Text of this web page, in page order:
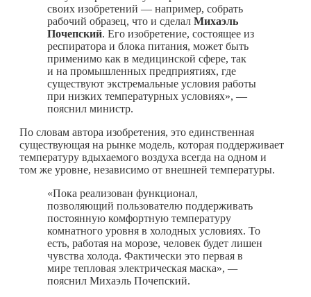
своих изобретений — например, собрать
рабочий образец, что и сделал Михаэль
Почепский. Его изобретение, состоящее из
респиратора и блока питания, может быть
применимо как в медицинской сфере, так
и на промышленных предприятиях, где
существуют экстремальные условия работы
при низких температурных условиях», —
пояснил министр.
По словам автора изобретения, это единственная
существующая на рынке модель, которая поддерживает
температуру вдыхаемого воздуха всегда на одном и
том же уровне, независимо от внешней температуры.
«Пока реализован функционал,
позволяющий пользователю поддерживать
постоянную комфортную температуру
комнатного уровня в холодных условиях. То
есть, работая на морозе, человек будет лишен
чувства холода. Фактически это первая в
мире тепловая электрическая маска», —
пояснил Михаэль Почепский.